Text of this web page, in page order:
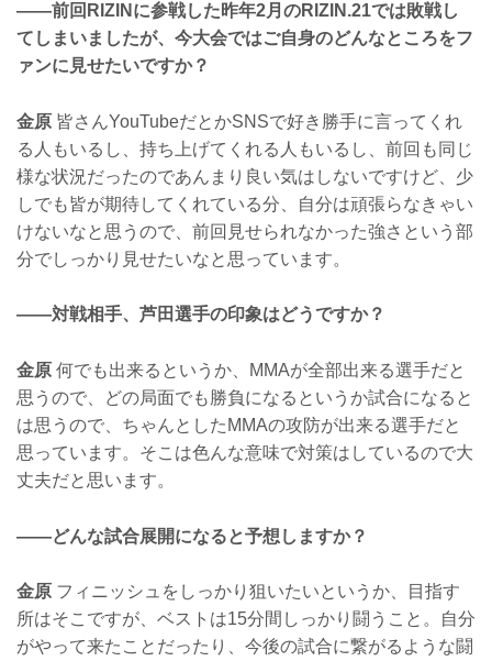
——前回RIZINに参戦した昨年2月のRIZIN.21では敗戦し
てしまいましたが、今大会ではご自身のどんなところをフ
ァンに見せたいですか？
金原 皆さんYouTubeだとかSNSで好き勝手に言ってくれ
る人もいるし、持ち上げてくれる人もいるし、前回も同じ
様な状況だったのであんまり良い気はしないですけど、少
しでも皆が期待してくれている分、自分は頑張らなきゃい
けないなと思うので、前回見せられなかった強さという部
分でしっかり見せたいなと思っています。
——対戦相手、芦田選手の印象はどうですか？
金原 何でも出来るというか、MMAが全部出来る選手だと
思うので、どの局面でも勝負になるというか試合になると
は思うので、ちゃんとしたMMAの攻防が出来る選手だと
思っています。そこは色んな意味で対策はしているので大
丈夫だと思います。
——どんな試合展開になると予想しますか？
金原 フィニッシュをしっかり狙いたいというか、目指す
所はそこですが、ベストは15分間しっかり闘うこと。自分
がやって来たことだったり、今後の試合に繋がるような闘